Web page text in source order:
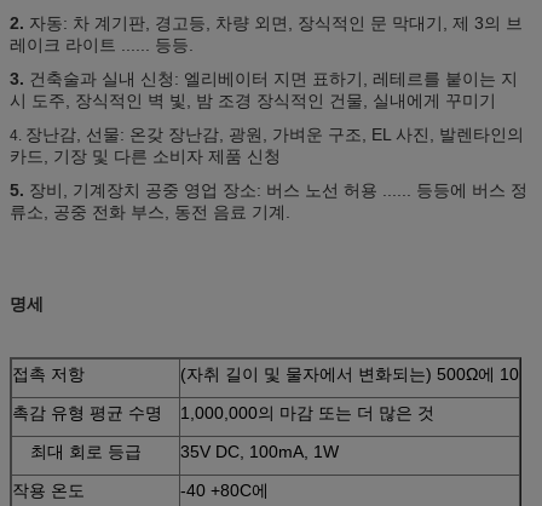
2. 자동: 차 계기판, 경고등, 차량 외면, 장식적인 문 막대기, 제 3의 브
레이크 라이트 ...... 등등.
3. 건축술과 실내 신청: 엘리베이터 지면 표하기, 레테르를 붙이는 지
시 도주, 장식적인 벽 빛, 밤 조경 장식적인 건물, 실내에게 꾸미기
4. 장난감, 선물: 온갖 장난감, 광원, 가벼운 구조, EL 사진, 발렌타인의
카드, 기장 및 다른 소비자 제품 신청
5. 장비, 기계장치 공중 영업 장소: 버스 노선 허용 ...... 등등에 버스 정
류소, 공중 전화 부스, 동전 음료 기계.
명세
접촉 저항
(자취 길이 및 물자에서 변화되는) 500Ω에 10
촉감 유형 평균 수명
1,000,000의 마감 또는 더 많은 것
최대 회로 등급
35V DC, 100mA, 1W
작용 온도
-40 +80C에